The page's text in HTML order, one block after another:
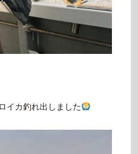
イカ釣れ出しました